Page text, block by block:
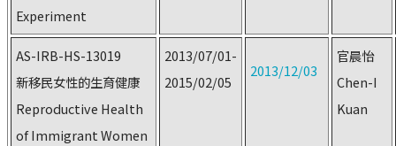
Experiment
AS-IRB-HS-13019
新移民女性的生育健康
Reproductive Health
of Immigrant Women
2013/07/01-
2015/02/05
2013/12/03
官晨怡
Chen-I
Kuan